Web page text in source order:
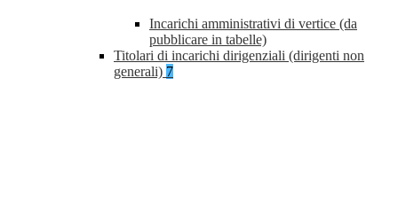
Incarichi amministrativi di vertice (da
pubblicare in tabelle)
Titolari di incarichi dirigenziali (dirigenti non
generali) 7